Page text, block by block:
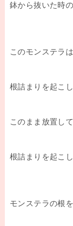
鉢から抜いた時
このモンステラは
根詰まりを起こ
このまま放置し
根詰まりを起こ
モンステラの根